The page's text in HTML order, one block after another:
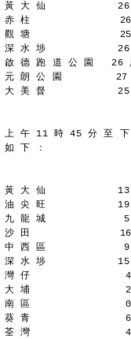
黃 大 仙            26
赤 柱               26
觀 塘               25
深 水 埗            26
啟 德 跑 道 公 園   26
元 朗 公 園         27
大 美 督            25
上 午 11 時 45 分 至
如 下 ：
黃 大 仙            13
油 尖 旺            19
九 龍 城             5
沙 田               16
中 西 區             9
深 水 埗            15
灣 仔                4
大 埔                2
南 區                0
葵 青                6
荃 灣                4